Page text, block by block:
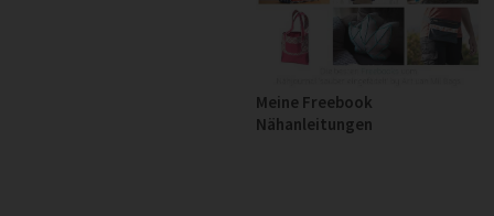
Meine Freebook
Nähanleitungen